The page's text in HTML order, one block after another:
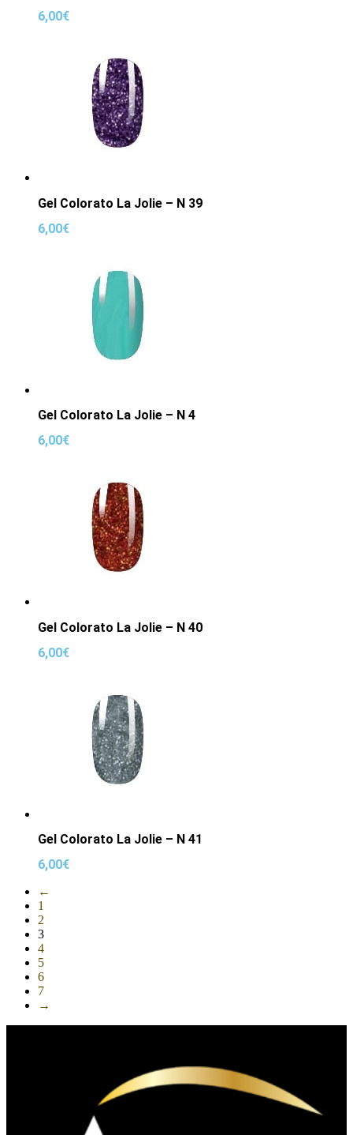
6,00€
Gel Colorato La Jolie – N 39
6,00€
Gel Colorato La Jolie – N 4
6,00€
Gel Colorato La Jolie – N 40
6,00€
Gel Colorato La Jolie – N 41
6,00€
←
1
2
3
4
5
6
7
→